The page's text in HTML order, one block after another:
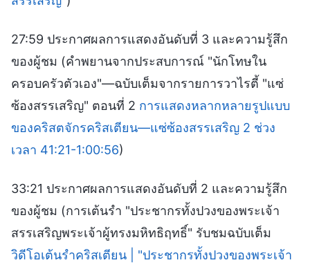
27:59 ประกาศผลการแสดงอันดับที่ 3 และความรู้สึก
ของผู้ชม (คำพยานจากประสบการณ์ "นักโทษใน
ครอบครัวตัวเอง"—ฉบับเต็มจากรายการวาไรตี้ "แซ่
ซ้องสรรเสริญ" ตอนที่ 2 การแสดงหลากหลายรูปแบบ
ของคริสตจักรคริสเตียน—แซ่ซ้องสรรเสริญ 2 ช่วง
เวลา 41:21-1:00:56)
33:21 ประกาศผลการแสดงอันดับที่ 2 และความรู้สึก
ของผู้ชม (การเต้นรำ "ประชากรทั้งปวงของพระเจ้า
สรรเสริญพระเจ้าผู้ทรงมหิทธิฤทธิ์" รับชมฉบับเต็ม
วิดีโอเต้นรำคริสเตียน | "ประชากรทั้งปวงของพระเจ้า